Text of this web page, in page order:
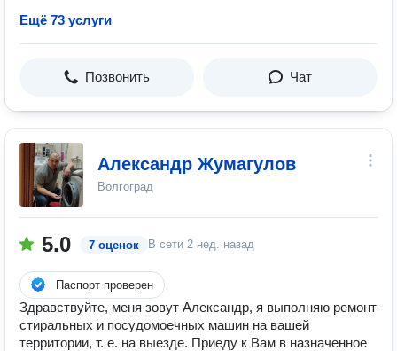
Ещё 73 услуги
Позвонить Чат
Александр Жумагулов
Волгоград
5.0 7 оценок В сети 2 нед. назад
Паспорт проверен
Здравствуйте, меня зовут Александр, я выполняю ремонт
стиральных и посудомоечных машин на вашей
территории, т. е. на выезде. Приеду к Вам в назначенное